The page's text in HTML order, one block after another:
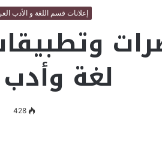
إعلانات قسم اللغة و الأدب
لغة
428